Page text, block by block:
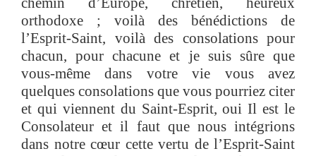
orthodoxe ; voilà des bénédictions de
l’Esprit-Saint, voilà des consolations pour
chacun, pour chacune et je suis sûre que
vous-même dans votre vie vous avez
quelques consolations que vous pourriez citer
et qui viennent du Saint-Esprit, oui Il est le
Consolateur et il faut que nous intégrions
dans notre cœur cette vertu de l’Esprit-Saint